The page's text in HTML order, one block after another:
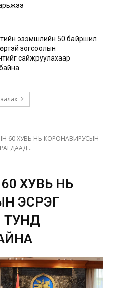
эзэмшлийн 50 байршил
зогсоолын
сайжруулахаар